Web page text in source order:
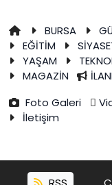
BURSA
EĞİTİM
YAŞAM
MAGAZİN
Foto Galeri
İletişim